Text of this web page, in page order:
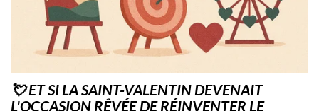
💘 ET SI LA SAINT-VALENTIN DEVENAIT
L'OCCASION RÊVÉE DE RÉINVENTER LE